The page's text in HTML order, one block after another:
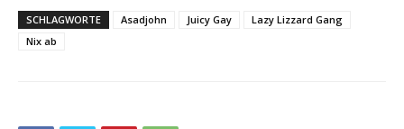
SCHLAGWORTE Asadjohn Juicy Gay
Lazy Lizzard Gang
Nix ab